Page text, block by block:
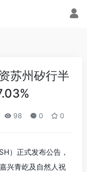
苏州矽行半
98 0 0
）正式发布公告，
兴青屹及自然人祝